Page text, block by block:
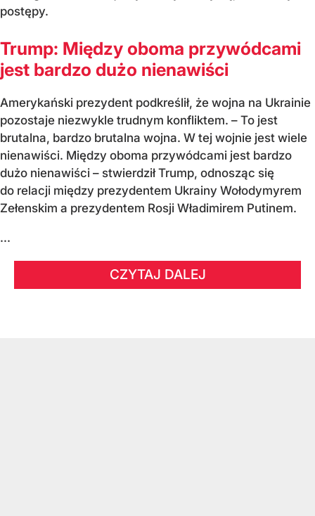
postępy.
Trump: Między oboma przywódcami
jest bardzo dużo nienawiści
Amerykański prezydent podkreślił, że wojna na Ukrainie
pozostaje niezwykle trudnym konfliktem. – To jest
brutalna, bardzo brutalna wojna. W tej wojnie jest wiele
nienawiści. Między oboma przywódcami jest bardzo
dużo nienawiści – stwierdził Trump, odnosząc się
do relacji między prezydentem Ukrainy Wołodymyrem
Zełenskim a prezydentem Rosji Władimirem Putinem.
...
CZYTAJ DALEJ